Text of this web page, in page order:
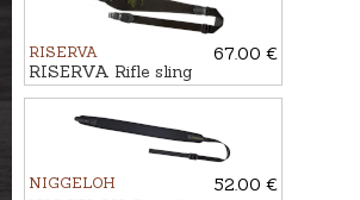
RISERVA
67.00 €
RISERVA Rifle sling
NIGGELOH
52.00 €